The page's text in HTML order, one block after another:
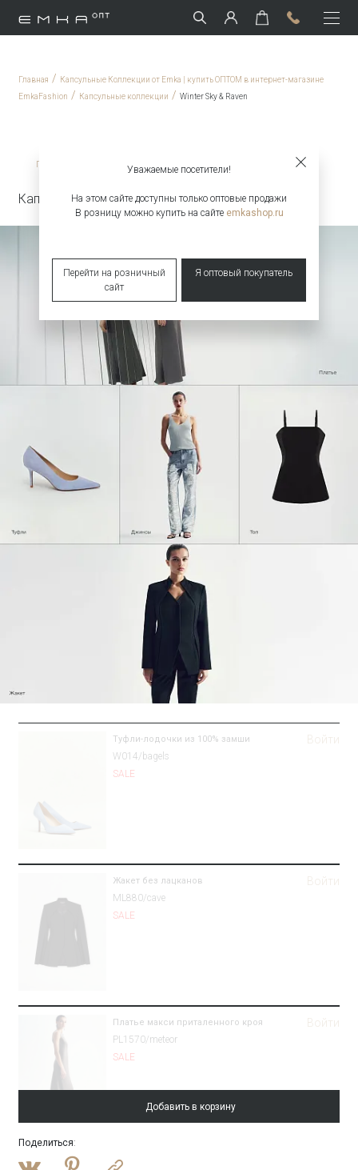
Главная / Капсульные Коллекции от Emka | купить ОПТОМ в интернет-магазине
EmkaFashion / Капсульные коллекции / Winter Sky & Raven
Главная Капсульные коллекции Winter Sky & Raven
Капсульная коллекция Winter Sky & Raven
Туфли-лодочки из 100% замши
W014/bagels
SALE
Войти
Уважаемые посетители!
На этом сайте доступны только оптовые продажи
В розницу можно купить на сайте emkashop.ru
Перейти на розничный
сайт
Я оптовый покупатель
Жакет без лацканов
ML880/cave
SALE
Войти
Платье макси приталенного кроя
PL1570/meteor
SALE
Войти
Костюмный топ из костюмной шерсти
Добавить в корзину
Поделиться: